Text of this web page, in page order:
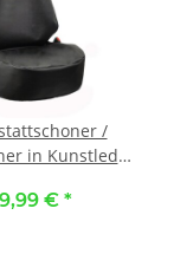
/
in Kunstleder
€ *